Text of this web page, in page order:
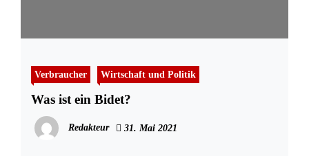
Verbraucher Wirtschaft und Politik
Was ist ein Bidet?
Redakteur 31. Mai 2021